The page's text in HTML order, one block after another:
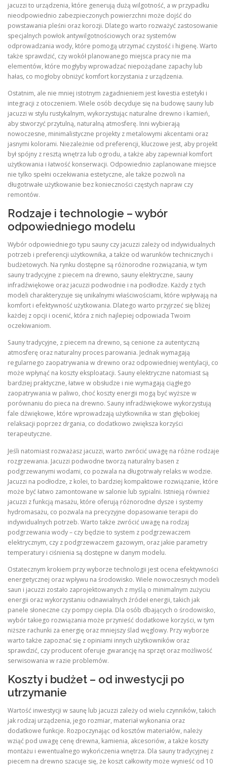
jacuzzi to urządzenia, które generują dużą wilgotność, a w przypadku
nieodpowiednio zabezpieczonych powierzchni może dojść do
powstawania pleśni oraz korozji. Dlatego warto rozważyć zastosowanie
specjalnych powłok antywilgotnościowych oraz systemów
odprowadzania wody, które pomogą utrzymać czystość i higienę. Warto
także sprawdzić, czy wokół planowanego miejsca pracy nie ma
elementów, które mogłyby wprowadzać niepożądane zapachy lub
hałas, co mogłoby obniżyć komfort korzystania z urządzenia.
Ostatnim, ale nie mniej istotnym zagadnieniem jest kwestia estetyki i
integracji z otoczeniem. Wiele osób decyduje się na budowę sauny lub
jacuzzi w stylu rustykalnym, wykorzystując naturalne drewno i kamień,
aby stworzyć przytulną, naturalną atmosferę. Inni wybierają
nowoczesne, minimalistyczne projekty z metalowymi akcentami oraz
jasnymi kolorami. Niezależnie od preferencji, kluczowe jest, aby projekt
był spójny z resztą wnętrza lub ogrodu, a także aby zapewniał komfort
użytkowania i łatwość konserwacji. Odpowiednio zaplanowane miejsce
nie tylko spełni oczekiwania estetyczne, ale także pozwoli na
długotrwałe użytkowanie bez konieczności częstych napraw czy
remontów.
Rodzaje i technologie – wybór
odpowiedniego modelu
Wybór odpowiedniego typu sauny czy jacuzzi zależy od indywidualnych
potrzeb i preferencji użytkownika, a także od warunków technicznych i
budżetowych. Na rynku dostępne są różnorodne rozwiązania, w tym
sauny tradycyjne z piecem na drewno, sauny elektryczne, sauny
infradźwiękowe oraz jacuzzi podwodnie i na podłodze. Każdy z tych
modeli charakteryzuje się unikalnymi właściwościami, które wpływają na
komfort i efektywność użytkowania. Dlatego warto przyjrzeć się bliżej
każdej z opcji i ocenić, która z nich najlepiej odpowiada Twoim
oczekiwaniom.
Sauny tradycyjne, z piecem na drewno, są cenione za autentyczną
atmosferę oraz naturalny proces parowania. Jednak wymagają
regularnego zaopatrywania w drewno oraz odpowiedniej wentylacji, co
może wpłynąć na koszty eksploatacji. Sauny elektryczne natomiast są
bardziej praktyczne, łatwe w obsłudze i nie wymagają ciągłego
zaopatrywania w paliwo, choć koszty energii mogą być wyższe w
porównaniu do pieca na drewno. Sauny infradźwiękowe wykorzystują
fale dźwiękowe, które wprowadzają użytkownika w stan głębokiej
relaksacji poprzez drgania, co dodatkowo zwiększa korzyści
terapeutyczne.
Jeśli natomiast rozważasz jacuzzi, warto zwrócić uwagę na różne rodzaje
rozgrzewania. Jacuzzi podwodne tworzą naturalny basen z
podgrzewanymi wodami, co pozwala na długotrwały relaks w wodzie.
Jacuzzi na podłodze, z kolei, to bardziej kompaktowe rozwiązanie, które
może być łatwo zamontowane w salonie lub sypialni. Istnieją również
jacuzzi z funkcją masażu, które oferują różnorodne dysze i systemy
hydromasażu, co pozwala na precyzyjne dopasowanie terapii do
indywidualnych potrzeb. Warto także zwrócić uwagę na rodzaj
podgrzewania wody – czy będzie to system z podgrzewaczem
elektrycznym, czy z podgrzewaczem gazowym, oraz jakie parametry
temperatury i ciśnienia są dostępne w danym modelu.
Ostatecznym krokiem przy wyborze technologii jest ocena efektywności
energetycznej oraz wpływu na środowisko. Wiele nowoczesnych modeli
saun i jacuzzi zostało zaprojektowanych z myślą o minimalnym zużyciu
energii oraz wykorzystaniu odnawialnych źródeł energii, takich jak
panele słoneczne czy pompy ciepła. Dla osób dbających o środowisko,
wybór takiego rozwiązania może przynieść dodatkowe korzyści, w tym
niższe rachunki za energię oraz mniejszy ślad węglowy. Przy wyborze
warto także zapoznać się z opiniami innych użytkowników oraz
sprawdzić, czy producent oferuje gwarancję na sprzęt oraz możliwość
serwisowania w razie problemów.
Koszty i budżet – od inwestycji po
utrzymanie
Wartość inwestycji w saunę lub jacuzzi zależy od wielu czynników, takich
jak rodzaj urządzenia, jego rozmiar, materiał wykonania oraz
dodatkowe funkcje. Rozpoczynając od kosztów materiałów, należy
wziąć pod uwagę cenę drewna, kamienia, akcesoriów, a także koszty
montażu i ewentualnego wykończenia wnętrza. Dla sauny tradycyjnej z
piecem na drewno szacuje się, że koszt całkowity może wynieść od 10